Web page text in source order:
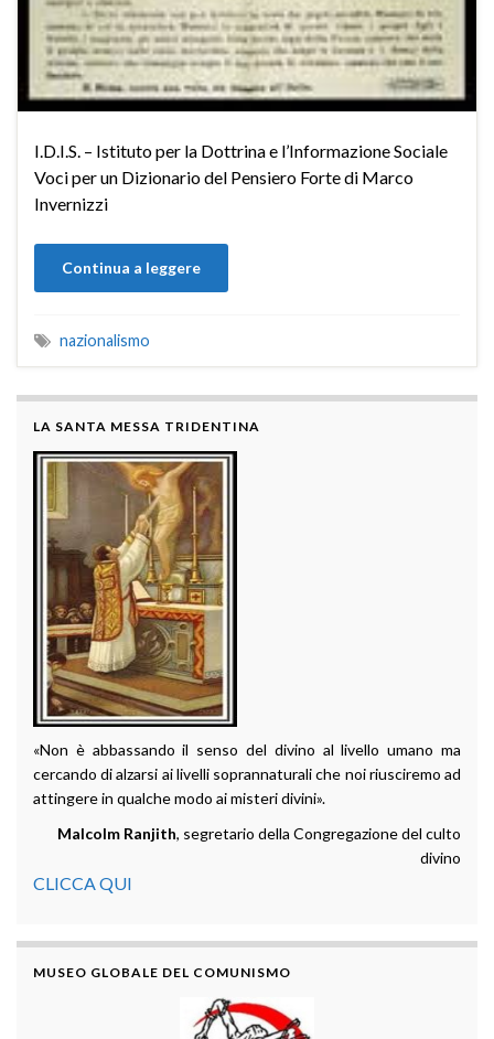
I.D.I.S. – Istituto per la Dottrina e l’Informazione Sociale
Voci per un Dizionario del Pensiero Forte di Marco
Invernizzi
Continua a leggere
nazionalismo
LA SANTA MESSA TRIDENTINA
«Non è abbassando il senso del divino al livello umano ma
cercando di alzarsi ai livelli soprannaturali che noi riusciremo ad
attingere in qualche modo ai misteri divini».
Malcolm Ranjith, segretario della Congregazione del culto
divino
CLICCA QUI
MUSEO GLOBALE DEL COMUNISMO